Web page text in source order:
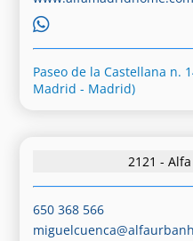
Paseo de la Castellana n.
Madrid - Madrid)
2121 -
650 368 566